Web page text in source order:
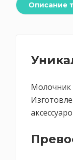
Описание
Молочник